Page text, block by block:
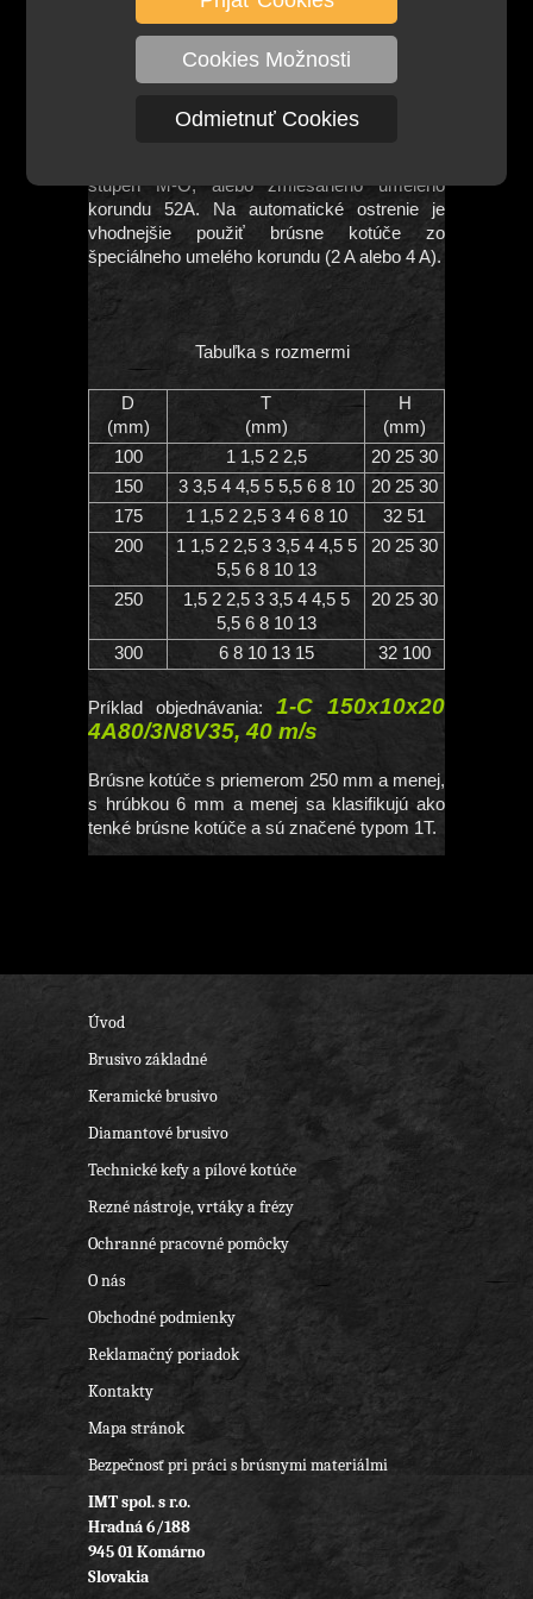
Cookies Možnosti
Odmietnuť Cookies
opotrebovanie kotúča. Na automatické
ostrenie sú vhodnejšie mäkkšie kotúče, tlak je
rovnomerný a zabráni sa tak prehriatiu alebo
stupeň M-O, alebo zmiešaného umelého
korundu 52A. Na automatické ostrenie je
vhodnejšie použiť brúsne kotúče zo
špeciálneho umelého korundu (2 A alebo 4 A).
Tabuľka s rozmermi
D
(mm)
T
(mm)
H
(mm)
100
1 1,5 2 2,5
20 25 30
150
3 3,5 4 4,5 5 5,5 6 8 10
20 25 30
175
1 1,5 2 2,5 3 4 6 8 10
32 51
200
1 1,5 2 2,5 3 3,5 4 4,5 5
5,5 6 8 10 13
20 25 30
250
1,5 2 2,5 3 3,5 4 4,5 5
5,5 6 8 10 13
20 25 30
300 6 8 10 13 15 32 100
Príklad objednávania: 1-C 150x10x20
4A80/3N8V35, 40 m/s
Brúsne kotúče s priemerom 250 mm a menej,
s hrúbkou 6 mm a menej sa klasifikujú ako
tenké brúsne kotúče a sú značené typom 1T.
Úvod
Brusivo základné
Keramické brusivo
Diamantové brusivo
Technické kefy a pílové kotúče
Rezné nástroje, vrtáky a frézy
Ochranné pracovné pomôcky
O nás
Obchodné podmienky
Reklamačný poriadok
Kontakty
Mapa stránok
Bezpečnosť pri práci s brúsnymi materiálmi
IMT spol. s r.o.
Hradná 6/188
945 01 Komárno
Slovakia